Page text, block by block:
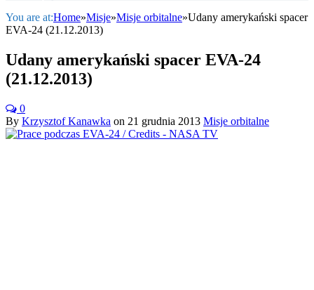
You are at:Home»Misje»Misje orbitalne»Udany amerykański spacer
EVA-24 (21.12.2013)
Udany amerykański spacer EVA-24
(21.12.2013)
0
By Krzysztof Kanawka on 21 grudnia 2013 Misje orbitalne